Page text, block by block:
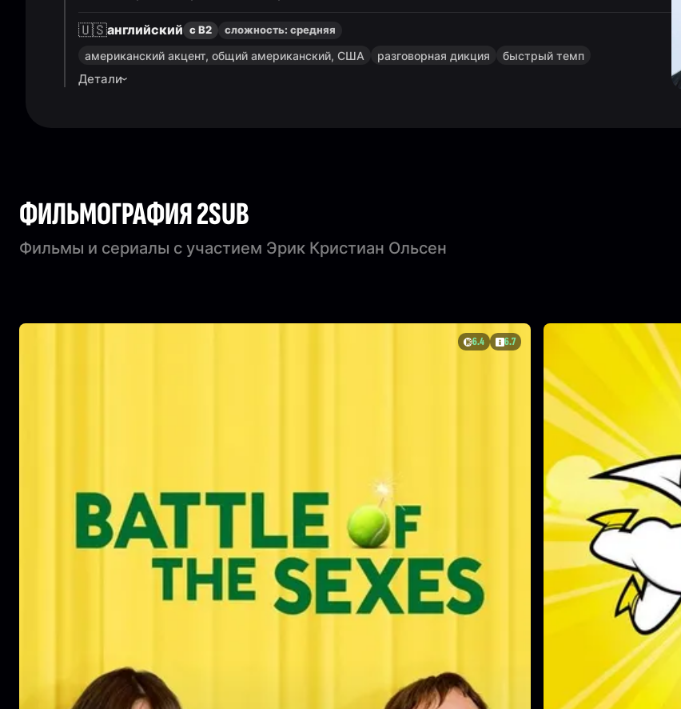
🇺🇸английский с B2 сложность: средняя
американский акцент, общий американский, США разговорная дикция быстрый темп
Детали
ФИЛЬМОГРАФИЯ 2SUB
Фильмы и сериалы с участием Эрик Кристиан Ольсен
6.4 6.7